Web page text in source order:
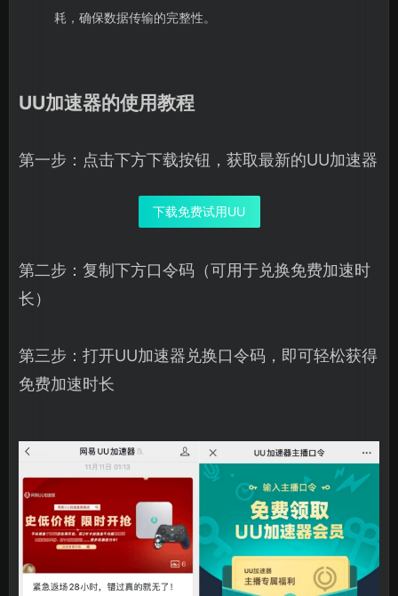
耗，确保数据传输的完整性。
UU加速器的使用教程
第一步：点击下方下载按钮，获取最新的UU加速器
下载免费试用UU
第二步：复制下方口令码（可用于兑换免费加速时
长）
第三步：打开UU加速器兑换口令码，即可轻松获得
免费加速时长